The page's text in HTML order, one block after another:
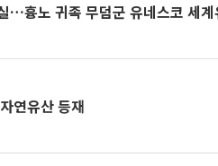
…흉노 귀족 무덤군 유네스코 세
연유산 등재